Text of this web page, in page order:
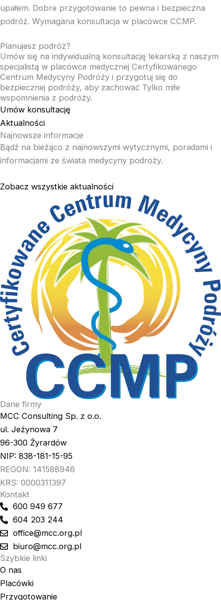
upałem. Dobre przygotowanie to pewna i bezpieczna
podróż. Wymagana konsultacja w placówce CCMP.
Planujesz podróż?
Umów się na indywidualną konsultację lekarską z naszym
specjalistą w placówce medycznej Certyfikowanego
Centrum Medycyny Podróży i przygotuj się do
bezpiecznej podróży, aby zachować Tylko miłe
wspomnienia z podróży.
Umów konsultację
Aktualności
Najnowsze informacje
Bądź na bieżąco z najnowszymi wytycznymi, poradami i
informacjami ze świata medycyny podróży.
Zobacz wszystkie aktualności
Dane firmy
MCC Consulting Sp. z o.o.
ul. Jeżynowa 7
96-300 Żyrardów
NIP: 838-181-15-95
REGON: 141588946
KRS: 0000311397
Kontakt
600 949 677
604 203 244
office@mcc.org.pl
biuro@mcc.org.pl
Szybkie linki
O nas
Placówki
Przygotowanie